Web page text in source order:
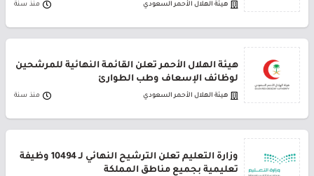
هيئة الهلال الأحمر السعودي منذ سنة
هيئة الهلال الأحمر تعلن القائمة النهائية للمرشحين
لوظائف الإسعاف وطب الطوارئ
هيئة الهلال الأحمر السعودي منذ سنة
وزارة التعليم تعلن الترشيح النهائي لـ 10494 وظيفة
تعليمية بجميع مناطق المملكة